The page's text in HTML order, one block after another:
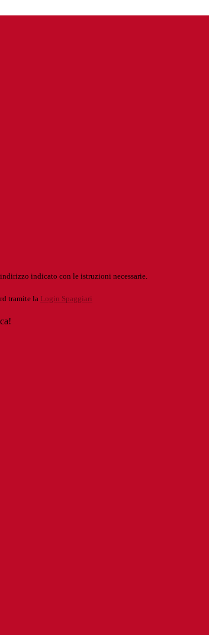
indicato con le istruzioni necessarie.
tramite la Login Spaggiari